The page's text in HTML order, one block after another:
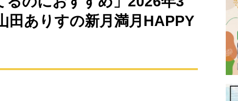
田ありすの新月満月HAPPY